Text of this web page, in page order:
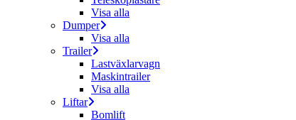
Visa alla
Dumper
Visa alla
Trailer
Lastväxlarvagn
Maskintrailer
Visa alla
Liftar
Bomlift